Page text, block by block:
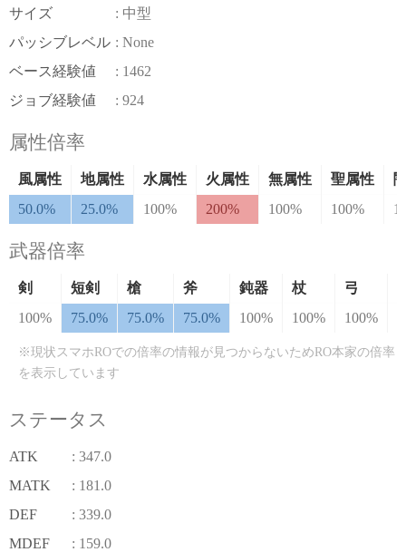
サイズ
: 中型
パッシブレベル : None
ベース経験値
: 1462
ジョブ経験値
: 924
属性倍率
風属性 地属性 水属性 火属性 無属性 聖属性
50.0%
25.0% 100% 200% 100% 100%
武器倍率
剣 短剣 槍 斧 鈍器 杖 弓
100%
75.0% 75.0% 75.0% 100% 100% 100%
※現状スマホROでの倍率の情報が見つからないためRO本家の倍率
を表示しています
ステータス
ATK
: 347.0
MATK
: 181.0
DEF
: 339.0
MDEF
: 159.0